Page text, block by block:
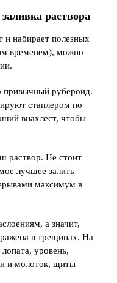
раствора
и набирает полезных
временем), можно
привычный рубероид.
стаплером по
внахлест, чтобы
раствор. Не стоит
лучшее залить
максимум в
а значит,
в трещинах. На
уровень,
и молоток, щиты